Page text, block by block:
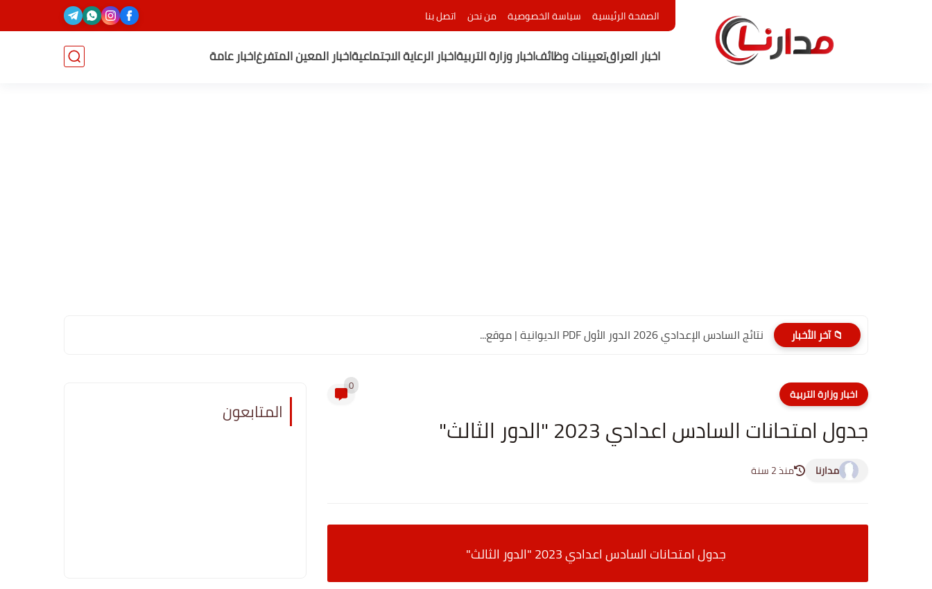
الصفحة الرئيسية سياسة الخصوصية من نحن اتصل بنا
اخبار العراقتعيينات وظائفاخبار وزارة التربيةاخبار الرعاية الاجتماعيةاخبار المعين المتفرغاخبار عامة
📁 آخر الأخبار نتائج السادس الإعدادي 2026 الدور الأول PDF الديوانية | موقع...
اخبار وزارة التربية 0
جدول امتحانات السادس اعدادي 2023 "الدور الثالث"
مدارنا منذ 2 سنة
جدول امتحانات السادس اعدادي 2023 "الدور الثالث"
المتابعون